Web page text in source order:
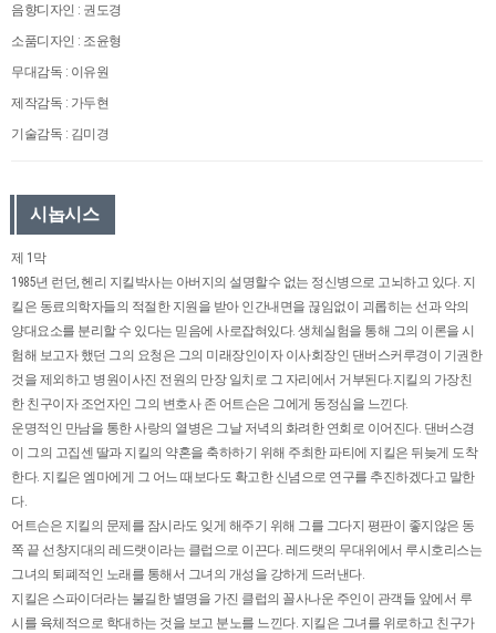
음향디자인 : 권도경
소품디자인 : 조윤형
무대감독 : 이유원
제작감독 : 가두현
기술감독 : 김미경
시놉시스
제 1막
1985년 런던, 헨리 지킬박사는 아버지의 설명할수 없는 정신병으로 고뇌하고 있다. 지
킬은 동료의학자들의 적절한 지원을 받아 인간내면을 끊임없이 괴롭히는 선과 악의
양대요소를 분리할 수 있다는 믿음에 사로잡혀있다. 생체실험을 통해 그의 이론을 시
험해 보고자 했던 그의 요청은 그의 미래장인이자 이사회장인 댄버스커루경이 기권한
것을 제외하고 병원이사진 전원의 만장 일치로 그 자리에서 거부된다.지킬의 가장친
한 친구이자 조언자인 그의 변호사 존 어트슨은 그에게 동정심을 느낀다.
운명적인 만남을 통한 사랑의 열병은 그날 저녁의 화려한 연회로 이어진다. 댄버스경
이 그의 고집센 딸과 지킬의 약혼을 축하하기 위해 주최한 파티에 지킬은 뒤늦게 도착
한다. 지킬은 엠마에게 그 어느 때보다도 확고한 신념으로 연구를 추진하겠다고 말한
다.
어트슨은 지킬의 문제를 잠시라도 잊게 해주기 위해 그를 그다지 평판이 좋지않은 동
쪽 끝 선창지대의 레드랫이라는 클럽으로 이끈다. 레드랫의 무대위에서 루시호리스는
그녀의 퇴폐적인 노래를 통해서 그녀의 개성을 강하게 드러낸다.
지킬은 스파이더라는 불길한 별명을 가진 클럽의 꼴사나운 주인이 관객들 앞에서 루
시를 육체적으로 학대하는 것을 보고 분노를 느낀다. 지킬은 그녀를 위로하고 친구가